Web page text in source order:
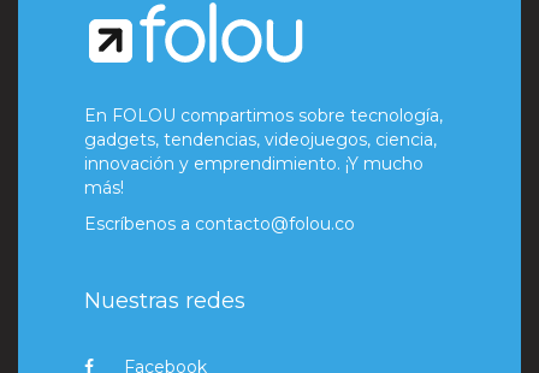
En FOLOU compartimos sobre tecnología,
gadgets, tendencias, videojuegos, ciencia,
innovación y emprendimiento. ¡Y mucho
más!
Escríbenos a contacto@folou.co
Nuestras redes
Facebook